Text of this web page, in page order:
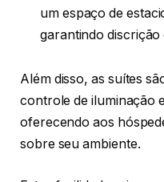
um espaço de
garantindo discrição
Além disso, as suítes
controle de iluminação
oferecendo aos
sobre seu ambiente.